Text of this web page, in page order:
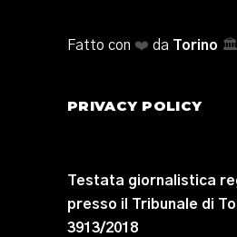
Fatto con ❤️ da Torino 🏛️
PRIVACY POLICY
Testata giornalistica
presso il Tribunale di
3913/2018